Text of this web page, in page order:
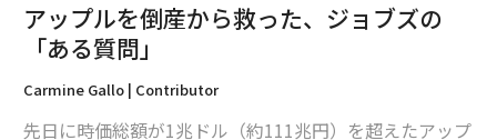
アップルを倒産から救った、ジョブズの
「ある質問」
Carmine Gallo | Contributor
先日に時価総額が1兆ドル（約111兆円）を超えたアップ